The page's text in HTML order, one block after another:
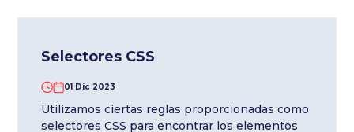
Selectores CSS
01 Dic 2023
Utilizamos ciertas reglas proporcionadas como
selectores CSS para encontrar los elementos